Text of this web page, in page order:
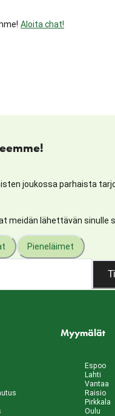
Aloita chat!
joukossa parhaista
meidän lähettävän sinulle
Pieneläimet
Myymälät
Espoo
Lahti
Vantaa
Raisio
Pirkkala
Oulu